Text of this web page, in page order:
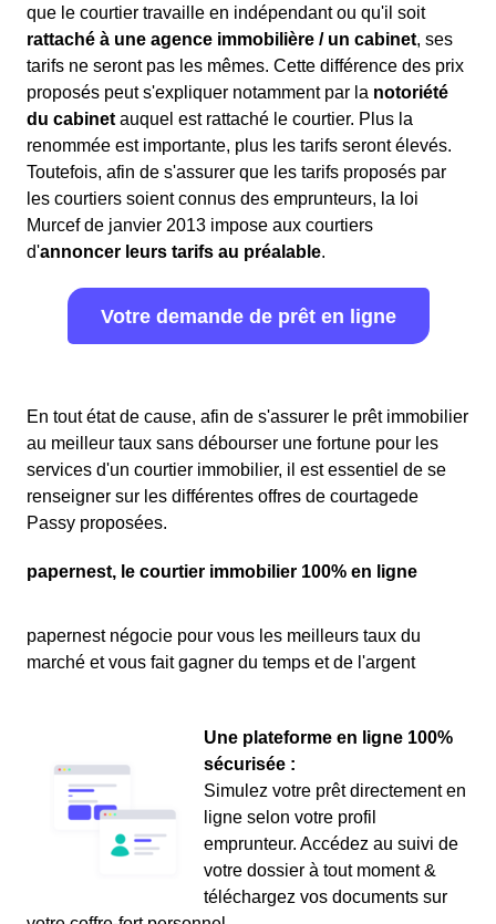
que le courtier travaille en indépendant ou qu'il soit
rattaché à une agence immobilière / un cabinet, ses
tarifs ne seront pas les mêmes. Cette différence des prix
proposés peut s'expliquer notamment par la notoriété
du cabinet auquel est rattaché le courtier. Plus la
renommée est importante, plus les tarifs seront élevés.
Toutefois, afin de s'assurer que les tarifs proposés par
les courtiers soient connus des emprunteurs, la loi
Murcef de janvier 2013 impose aux courtiers
d'annoncer leurs tarifs au préalable.
Votre demande de prêt en ligne
En tout état de cause, afin de s'assurer le prêt immobilier
au meilleur taux sans débourser une fortune pour les
services d'un courtier immobilier, il est essentiel de se
renseigner sur les différentes offres de courtagede
Passy proposées.
papernest, le courtier immobilier 100% en ligne
papernest négocie pour vous les meilleurs taux du
marché et vous fait gagner du temps et de l'argent
Une plateforme en ligne 100%
sécurisée :
Simulez votre prêt directement en
ligne selon votre profil
emprunteur. Accédez au suivi de
votre dossier à tout moment &
téléchargez vos documents sur